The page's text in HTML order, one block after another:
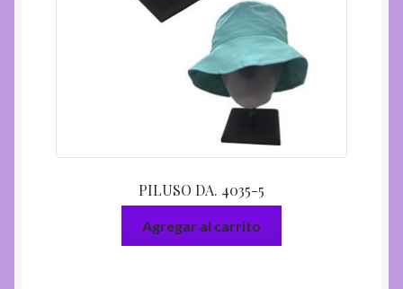
PILUSO DA. 4035-5
Agregar al carrito